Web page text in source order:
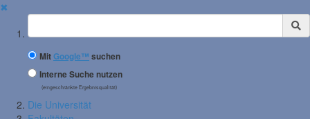
✖
Suchbegriff
MitGoogle™ suchen
Interne Suche nutzen
(eingeschränkte Ergebnisqualität)
Die Universität